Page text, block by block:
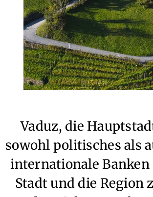
Vaduz, die
sowohl politisches als
internationale
Stadt und die